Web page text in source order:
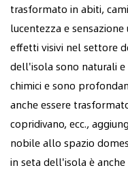
trasformato in abiti,
lucentezza e
effetti visivi nel settore
dell'isola sono naturali
chimici e sono
anche essere
copridivano, ecc.,
nobile allo spazio
in seta dell'isola è